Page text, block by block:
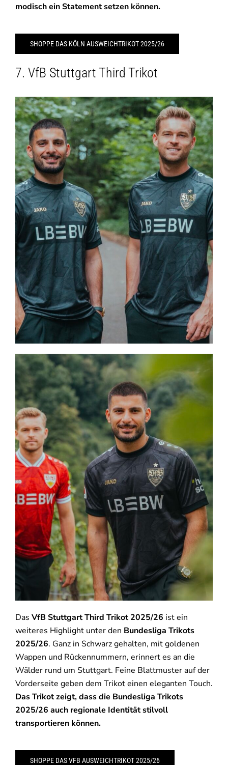
modisch ein Statement setzen können.
SHOPPE DAS KÖLN AUSWEICHTRIKOT 2025/26
7. VfB Stuttgart Third Trikot
Das VfB Stuttgart Third Trikot 2025/26 ist ein
weiteres Highlight unter den Bundesliga Trikots
2025/26. Ganz in Schwarz gehalten, mit goldenen
Wappen und Rückennummern, erinnert es an die
Wälder rund um Stuttgart. Feine Blattmuster auf der
Vorderseite geben dem Trikot einen eleganten Touch.
Das Trikot zeigt, dass die Bundesliga Trikots
2025/26 auch regionale Identität stilvoll
transportieren können.
SHOPPE DAS VFB AUSWEICHTRIKOT 2025/26